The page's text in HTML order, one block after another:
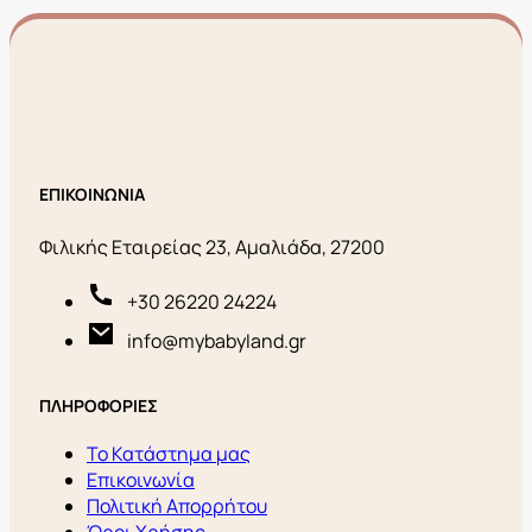
ΕΠΙΚΟΙΝΩΝΙΑ
Φιλικής Εταιρείας 23, Αμαλιάδα, 27200
+30 26220 24224
info@mybabyland.gr
ΠΛΗΡΟΦΟΡΙΕΣ
Το Κατάστημα μας
Επικοινωνία
Πολιτική Απορρήτου